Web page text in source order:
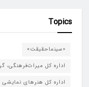
Topics
«سینماحقیقت»
اداره کل میراث‌فرهنگی،
اداره کل هنرهای نمایشی